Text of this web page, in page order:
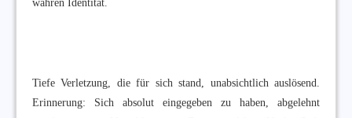
Tiefe Verletzung, die für sich stand, unabsichtlich auslösend.
Erinnerung: Sich absolut eingegeben zu haben, abgelehnt